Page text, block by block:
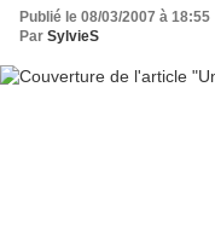
Publié le 08/03/2007 à 18:55
Par SylvieS